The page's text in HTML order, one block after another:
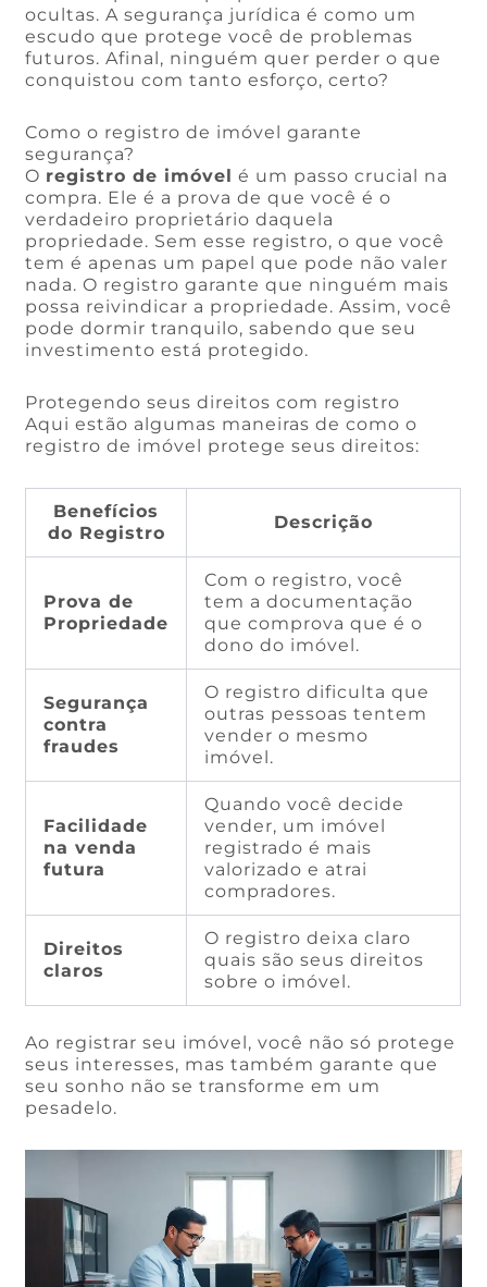
ocultas. A segurança jurídica é como um
escudo que protege você de problemas
futuros. Afinal, ninguém quer perder o que
conquistou com tanto esforço, certo?
Como o registro de imóvel garante
segurança?
O registro de imóvel
é um passo crucial na
compra. Ele é a prova de que você é o
verdadeiro proprietário daquela
propriedade. Sem esse registro, o que você
tem é apenas um papel que pode não valer
nada. O registro garante que ninguém mais
possa reivindicar a propriedade. Assim, você
pode dormir tranquilo, sabendo que seu
investimento está protegido.
Protegendo seus direitos com registro
Aqui estão algumas maneiras de como o
registro de imóvel protege seus direitos:
Benefícios
do Registro
Descrição
Prova de
Propriedade
Com o registro, você
tem a documentação
que comprova que é o
dono do imóvel.
Segurança
contra
fraudes
O registro dificulta que
outras pessoas tentem
vender o mesmo
imóvel.
Facilidade
na venda
futura
Quando você decide
vender, um imóvel
registrado é mais
valorizado e atrai
compradores.
Direitos
claros
O registro deixa claro
quais são seus direitos
sobre o imóvel.
Ao registrar seu imóvel, você não só protege
seus interesses, mas também garante que
seu sonho não se transforme em um
pesadelo.